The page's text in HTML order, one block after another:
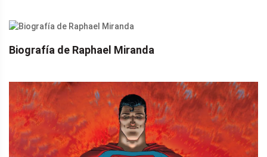
Biografía de Raphael Miranda